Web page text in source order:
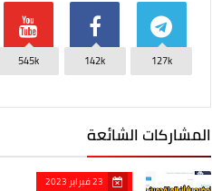
127k
142k
545k
المشاركات الشائعة
23 فبراير 2023